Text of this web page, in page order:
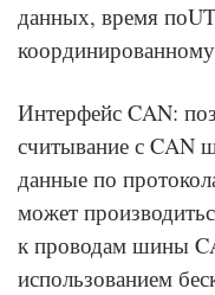
данных, время
Интерфейс CAN:
считывание с CAN
данные по
может
к проводам шины
использованием